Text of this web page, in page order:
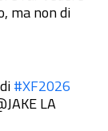
ma non di
#XF2026
LA